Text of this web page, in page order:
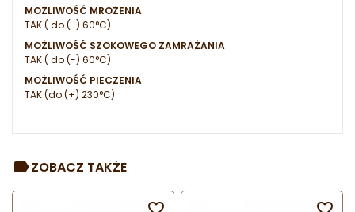
MOŻLIWOŚĆ MROŻENIA
TAK ( do (-) 60°C)
MOŻLIWOŚĆ SZOKOWEGO ZAMRAŻANIA
TAK ( do (-) 60°C)
MOŻLIWOŚĆ PIECZENIA
TAK (do (+) 230°C)
ZOBACZ TAKŻE